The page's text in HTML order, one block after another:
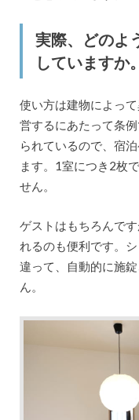
実際、どのよ
していますか。
使い方は建物によっ
営するにあたって条
られているので、宿
ます。1室につき2枚
せん。
ゲストはもちろんで
れるのも便利です。
違って、自動的に施
ん。